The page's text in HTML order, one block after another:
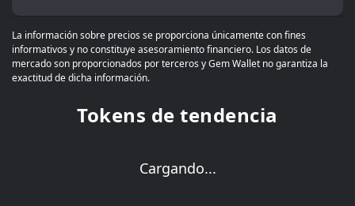
La información sobre precios se proporciona únicamente con fines
informativos y no constituye asesoramiento financiero. Los datos de
mercado son proporcionados por terceros y Gem Wallet no garantiza la
exactitud de dicha información.
Tokens de tendencia
Cargando...